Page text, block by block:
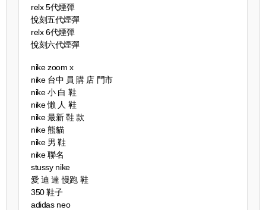
relx 5代煙彈
悅刻五代煙彈
relx 6代煙彈
悅刻六代煙彈
nike zoom x
nike 台中 員 購 店 門市
nike 小 白 鞋
nike 懶 人 鞋
nike 最新 鞋 款
nike 熊貓
nike 男 鞋
nike 聯名
stussy nike
愛 迪 達 慢跑 鞋
350 鞋子
adidas neo